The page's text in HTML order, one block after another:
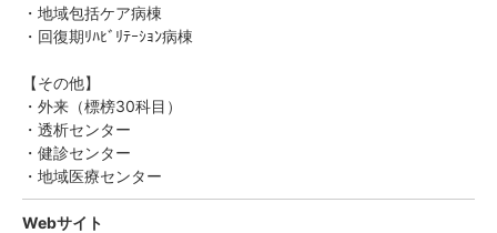
・地域包括ケア病棟
・回復期ﾘﾊﾋﾞﾘﾃｰｼｮﾝ病棟
【その他】
・外来（標榜30科目）
・透析センター
・健診センター
・地域医療センター
Webサイト